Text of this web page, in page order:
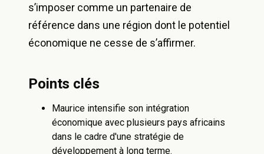
s’imposer comme un partenaire de
référence dans une région dont le potentiel
économique ne cesse de s’affirmer.
Points clés
Maurice intensifie son intégration
économique avec plusieurs pays africains
dans le cadre d'une stratégie de
développement à long terme.